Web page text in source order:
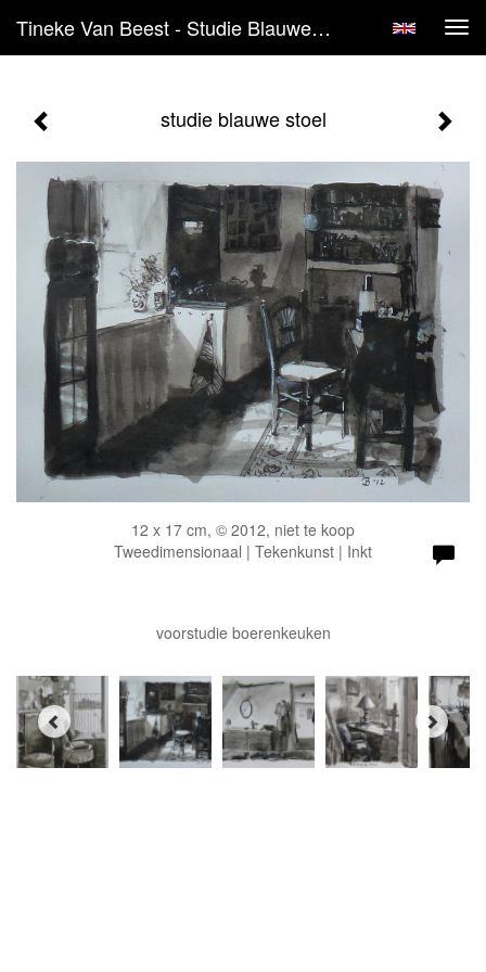
Tineke Van Beest - Studie Blauwe Stoel
studie blauwe stoel
12 x 17 cm, © 2012, niet te koop
Tweedimensionaal | Tekenkunst | Inkt
voorstudie boerenkeuken